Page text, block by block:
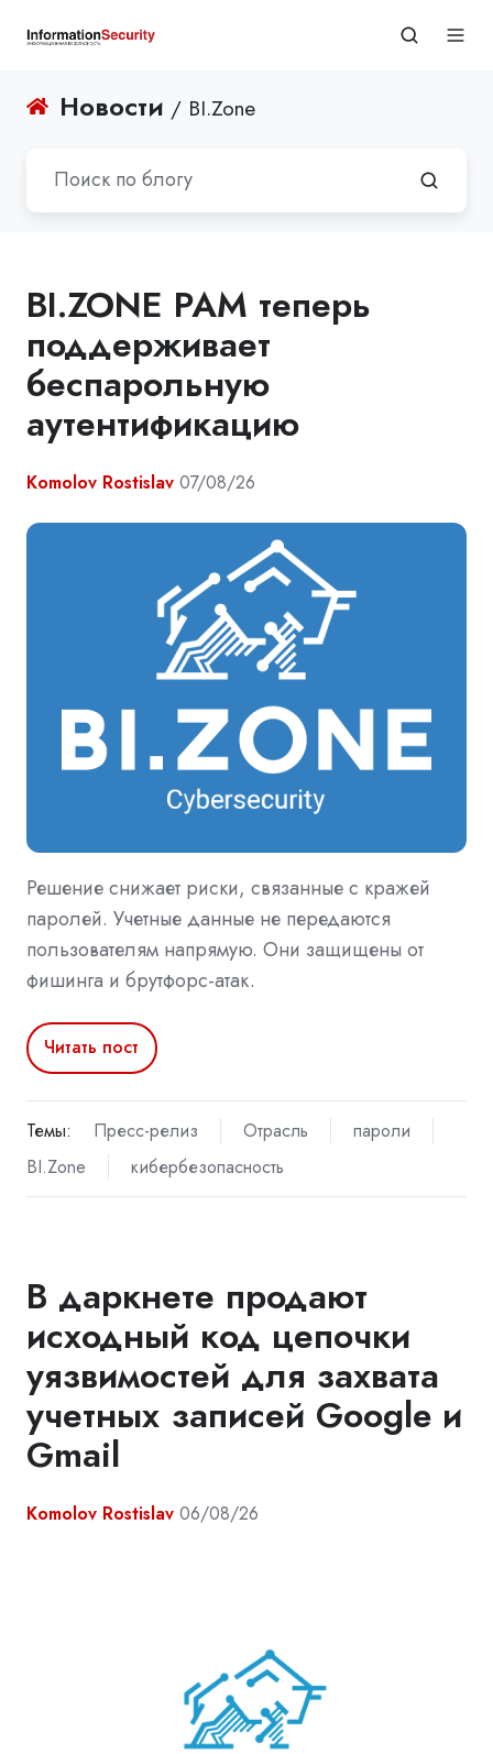
Новости / BI.Zone
BI.ZONE PAM теперь
поддерживает
беспарольную
аутентификацию
Komolov Rostislav 07/08/26
Решение снижает риски, связанные с кражей
паролей. Учетные данные не передаются
пользователям напрямую. Они защищены от
фишинга и брутфорс-атак.
Читать пост
Темы: Пресс-релиз Отрасль
пароли
BI.Zone
кибербезопасность
В даркнете продают
исходный код цепочки
уязвимостей для захвата
учетных записей Google и
Gmail
Komolov Rostislav 06/08/26